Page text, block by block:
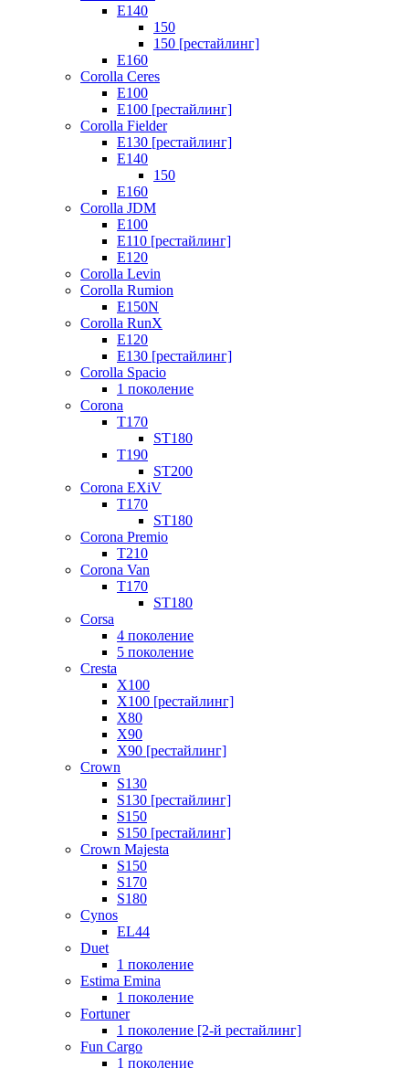
E140
150
150 [рестайлинг]
E160
Corolla Ceres
E100
E100 [рестайлинг]
Corolla Fielder
E130 [рестайлинг]
E140
150
E160
Corolla JDM
E100
E110 [рестайлинг]
E120
Corolla Levin
Corolla Rumion
E150N
Corolla RunX
E120
E130 [рестайлинг]
Corolla Spacio
1 поколение
Corona
T170
ST180
T190
ST200
Corona EXiV
T170
ST180
Corona Premio
T210
Corona Van
T170
ST180
Corsa
4 поколение
5 поколение
Cresta
X100
X100 [рестайлинг]
X80
X90
X90 [рестайлинг]
Crown
S130
S130 [рестайлинг]
S150
S150 [рестайлинг]
Crown Majesta
S150
S170
S180
Cynos
EL44
Duet
1 поколение
Estima Emina
1 поколение
Fortuner
1 поколение [2-й рестайлинг]
Fun Cargo
1 поколение